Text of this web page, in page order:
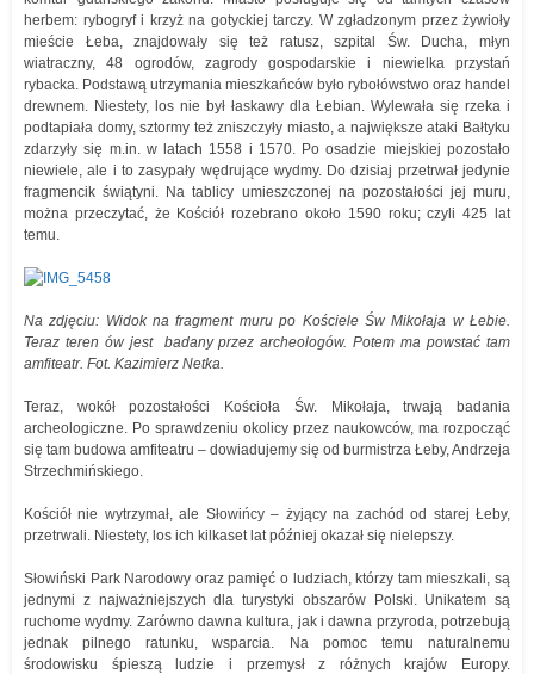
herbem: rybogryf i krzyż na gotyckiej tarczy. W zgładzonym przez żywioły
mieście Łeba, znajdowały się też ratusz, szpital Św. Ducha, młyn
wiatraczny, 48 ogrodów, zagrody gospodarskie i niewielka przystań
rybacka. Podstawą utrzymania mieszkańców było rybołówstwo oraz handel
drewnem. Niestety, los nie był łaskawy dla Łebian. Wylewała się rzeka i
podtapiała domy, sztormy też zniszczyły miasto, a największe ataki Bałtyku
zdarzyły się m.in. w latach 1558 i 1570. Po osadzie miejskiej pozostało
niewiele, ale i to zasypały wędrujące wydmy. Do dzisiaj przetrwał jedynie
fragmencik świątyni. Na tablicy umieszczonej na pozostałości jej muru,
można przeczytać, że Kościół rozebrano około 1590 roku; czyli 425 lat
temu.
Na zdjęciu: Widok na fragment muru po Kościele Św Mikołaja w Łebie.
Teraz teren ów jest badany przez archeologów. Potem ma powstać tam
amfiteatr. Fot. Kazimierz Netka.
Teraz, wokół pozostałości Kościoła Św. Mikołaja, trwają badania
archeologiczne. Po sprawdzeniu okolicy przez naukowców, ma rozpocząć
się tam budowa amfiteatru – dowiadujemy się od burmistrza Łeby, Andrzeja
Strzechmińskiego.
Kościół nie wytrzymał, ale Słowińcy – żyjący na zachód od starej Łeby,
przetrwali. Niestety, los ich kilkaset lat później okazał się nielepszy.
Słowiński Park Narodowy oraz pamięć o ludziach, którzy tam mieszkali, są
jednymi z najważniejszych dla turystyki obszarów Polski. Unikatem są
ruchome wydmy. Zarówno dawna kultura, jak i dawna przyroda, potrzebują
jednak pilnego ratunku, wsparcia. Na pomoc temu naturalnemu
środowisku śpieszą ludzie i przemysł z różnych krajów Europy.